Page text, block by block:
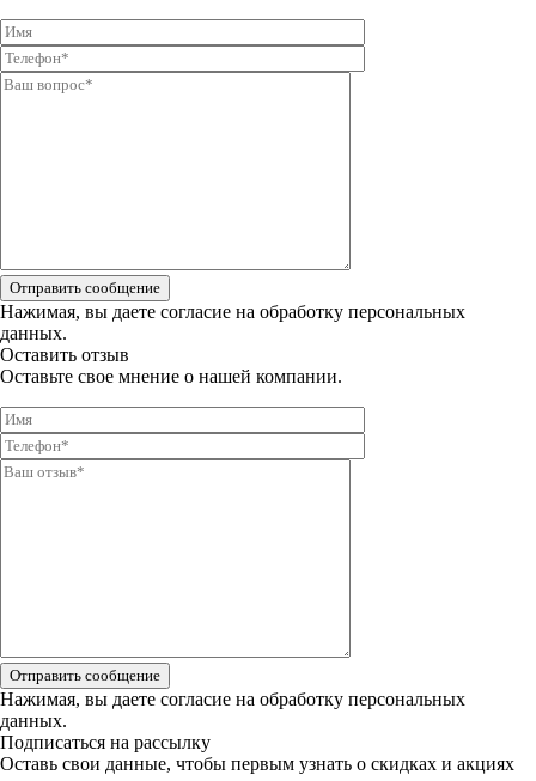
Отправить сообщение
Нажимая, вы даете согласие на обработку персональных
данных.
Оставить отзыв
Оставьте свое мнение о нашей компании.
Отправить сообщение
Нажимая, вы даете согласие на обработку персональных
данных.
Подписаться на рассылку
Оставь свои данные, чтобы первым узнать о скидках и акциях